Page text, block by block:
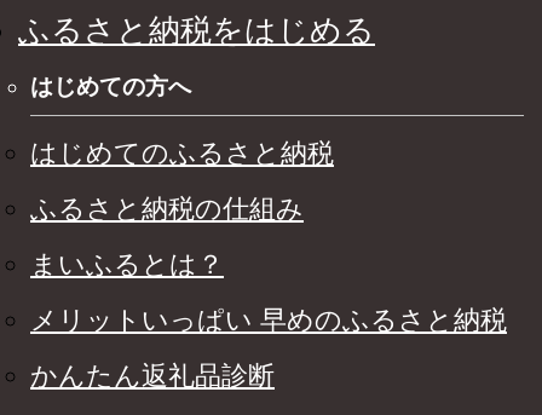
ふるさと納税をはじめる
はじめての方へ
はじめてのふるさと納税
ふるさと納税の仕組み
まいふるとは？
メリットいっぱい 早めのふるさと納税
かんたん返礼品診断